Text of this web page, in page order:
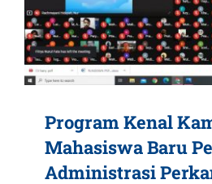
Program Kenal
Mahasiswa Baru
Administrasi